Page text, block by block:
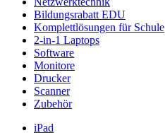
Bildungsrabatt EDU
Komplettlösungen für Schule
2-in-1 Laptops
Software
Monitore
Drucker
Scanner
Zubehör
iPad